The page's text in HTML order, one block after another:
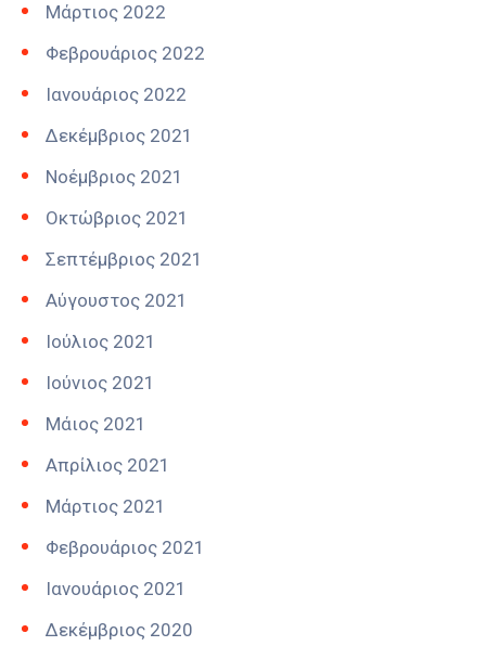
Μάρτιος 2022
Φεβρουάριος 2022
Ιανουάριος 2022
Δεκέμβριος 2021
Νοέμβριος 2021
Οκτώβριος 2021
Σεπτέμβριος 2021
Αύγουστος 2021
Ιούλιος 2021
Ιούνιος 2021
Μάιος 2021
Απρίλιος 2021
Μάρτιος 2021
Φεβρουάριος 2021
Ιανουάριος 2021
Δεκέμβριος 2020